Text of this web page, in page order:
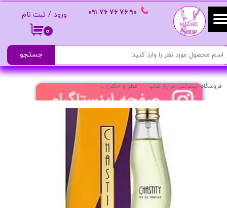
۰
ورود / ثبت نام
حساب کاربری من
تغییر گذر واژه
سفارشات
خروج از حساب کاربری
٩٠ ٧۶ ٧۶ ٧۶ ٠٩١
جستجو
فروشگاه اینترنتی مزارع شاپ عطر و ادکلن